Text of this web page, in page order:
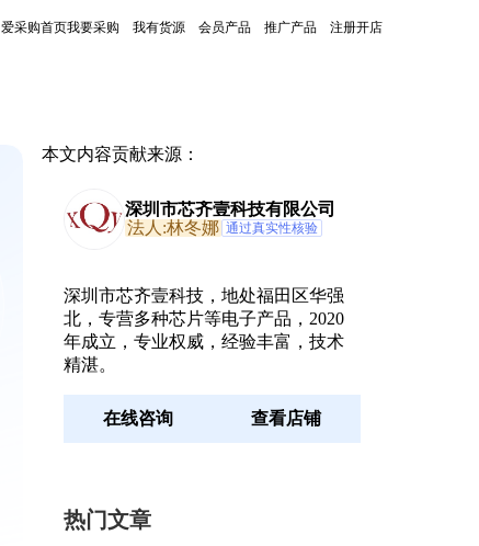
爱采购首页我要采购 我有货源 会员产品 推广产品 注册开店
本文内容贡献来源：
深圳市芯齐壹科技有限公司
法人:林冬娜 通过真实性核验
深圳市芯齐壹科技，地处福田区华强
北，专营多种芯片等电子产品，2020
年成立，专业权威，经验丰富，技术
精湛。
在线咨询 查看店铺
热门文章